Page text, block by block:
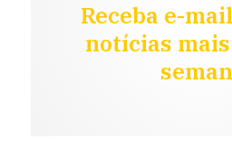
Receba e-
notícias